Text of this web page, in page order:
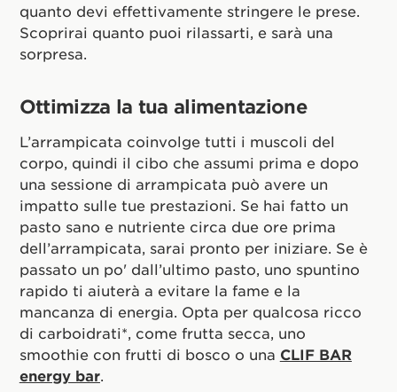
quanto devi effettivamente stringere le prese.
Scoprirai quanto puoi rilassarti, e sarà una
sorpresa.
Ottimizza la tua alimentazione
L’arrampicata coinvolge tutti i muscoli del
corpo, quindi il cibo che assumi prima e dopo
una sessione di arrampicata può avere un
impatto sulle tue prestazioni. Se hai fatto un
pasto sano e nutriente circa due ore prima
dell’arrampicata, sarai pronto per iniziare. Se è
passato un po' dall’ultimo pasto, uno spuntino
rapido ti aiuterà a evitare la fame e la
mancanza di energia. Opta per qualcosa ricco
di carboidrati*, come frutta secca, uno
smoothie con frutti di bosco o una CLIF BAR
energy bar.